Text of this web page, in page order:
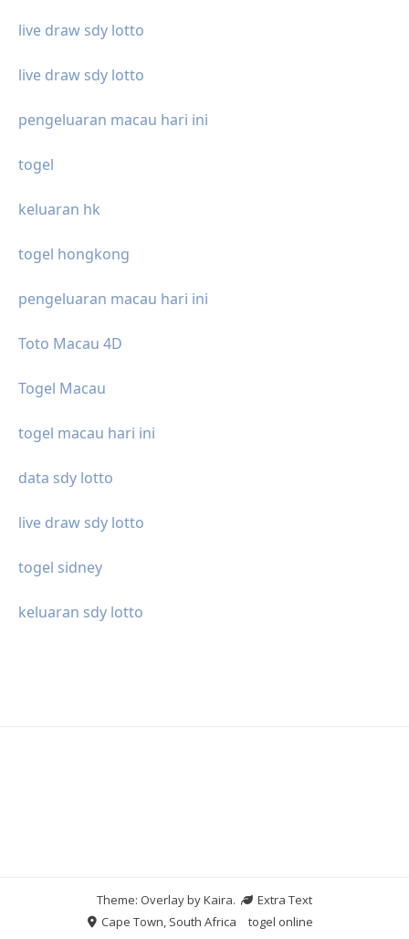
live draw sdy lotto
live draw sdy lotto
pengeluaran macau hari ini
togel
keluaran hk
togel hongkong
pengeluaran macau hari ini
Toto Macau 4D
Togel Macau
togel macau hari ini
data sdy lotto
live draw sdy lotto
togel sidney
keluaran sdy lotto
Theme: Overlay byKaira.
Extra Text
Cape Town, South Africa
togel online